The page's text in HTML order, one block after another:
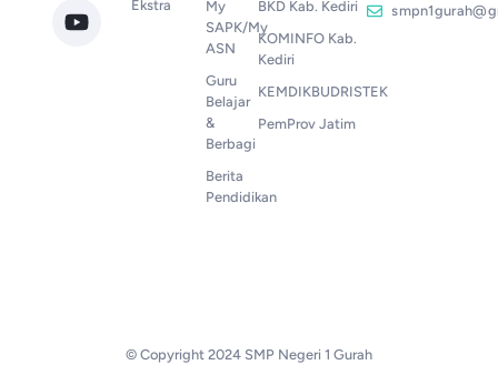
Ekstra
My
SAPK/My
ASN
Guru
Belajar
&
Berbagi
Berita
Pendidikan
BKD Kab. Kediri
KOMINFO Kab.
Kediri
KEMDIKBUDRISTEK
PemProv Jatim
© Copyright 2024 SMP Negeri 1 Gurah